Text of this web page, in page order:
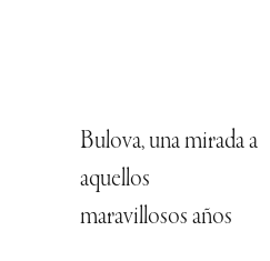
Bulova, una mirada a
aquellos
maravillosos años